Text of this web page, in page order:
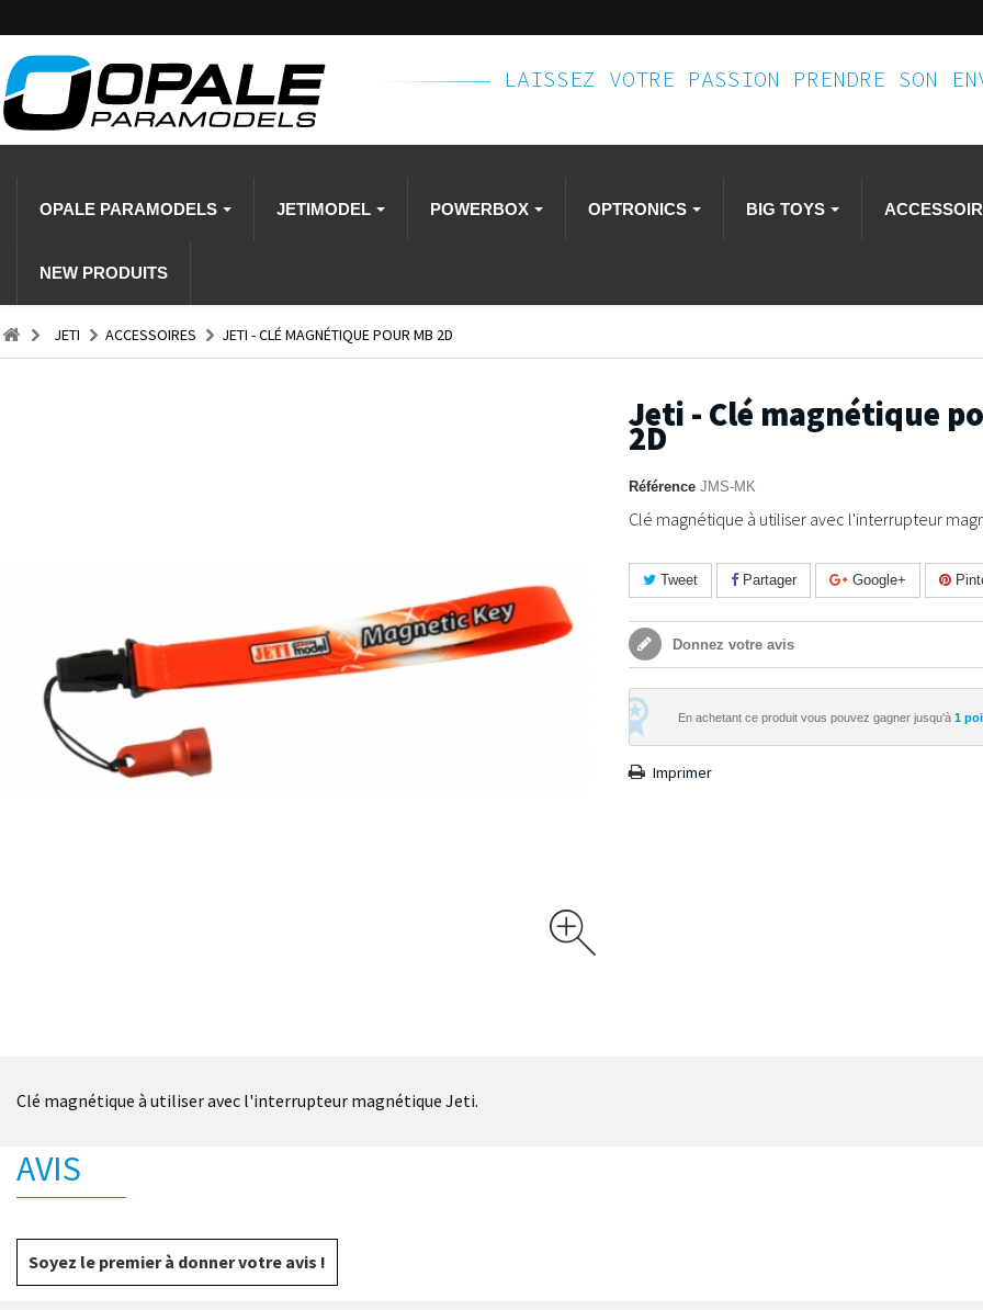
LAISSEZ VOTRE PASSION PRENDRE SON
OPALE PARAMODELS JETIMODEL POWERBOX OPTRONICS BIG TOYS
NEW PRODUITS
JETI ACCESSOIRES JETI - CLÉ MAGNÉTIQUE POUR MB 2D
Jeti - Clé magnétique
2D
Référence JMS-MK
Clé magnétique à utiliser avec l'interrupteur
Tweet Partager Google+
Donnez votre avis
En achetant ce produit vous pouvez gagner jusqu'à 1
Imprimer
Clé magnétique à utiliser avec l'interrupteur magnétique Jeti.
AVIS
Soyez le premier à donner votre avis !